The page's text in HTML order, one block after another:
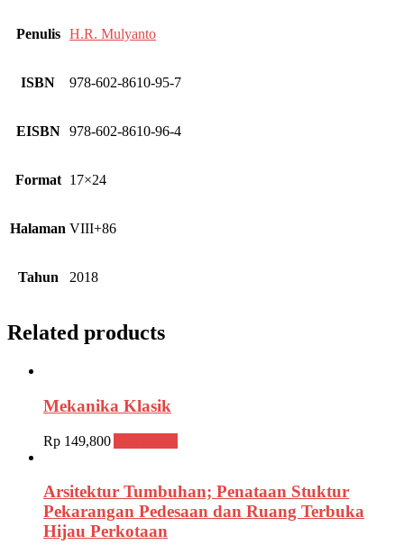
Penulis H.R. Mulyanto
ISBN 978-602-8610-95-7
EISBN 978-602-8610-96-4
Format 17×24
Halaman VIII+86
Tahun 2018
Related products
Mekanika Klasik
Rp 149,800
Arsitektur Tumbuhan; Penataan Stuktur
Pekarangan Pedesaan dan Ruang Terbuka
Hijau Perkotaan